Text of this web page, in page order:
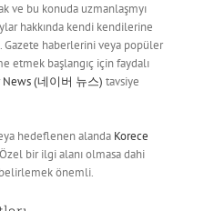
ve bu konuda uzmanlaşmyı
hakkında kendi kendilerine
Gazete haberlerini veya popüler
etmek başlangıç için faydalı
News (네이버 뉴스) tavsiye
hedeflenen alanda Korece
bir ilgi alanı olmasa dahi
önemli.